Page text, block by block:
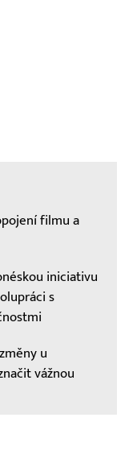
filmu a
iniciativu
s
u
vážnou